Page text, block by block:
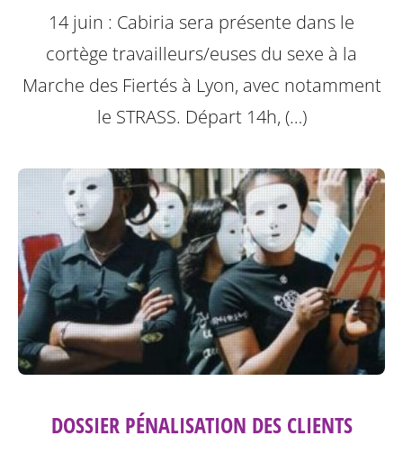
14 juin : Cabiria sera présente dans le
cortège travailleurs/euses du sexe à la
Marche des Fiertés à Lyon, avec notamment
le STRASS. Départ 14h, (…)
DOSSIER PÉNALISATION DES CLIENTS